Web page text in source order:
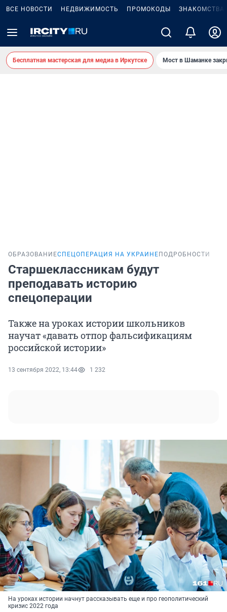
ВСЕ НОВОСТИ НЕДВИЖИМОСТЬ ПРОМОКОДЫ ЗНАКОМСТВА
Бесплатная мастерская для медиа в Иркутске Мост в Шаманке
ОБРАЗОВАНИЕСПЕЦОПЕРАЦИЯ НА УКРАИНЕ ПОДРОБНОСТИ
Старшеклассникам будут
преподавать историю
спецоперации
Также на уроках истории школьников
научат «давать отпор фальсификациям
российской истории»
13 сентября 2022, 13:44 1 232
На уроках истории начнут рассказывать еще и про геополитический
кризис 2022 года